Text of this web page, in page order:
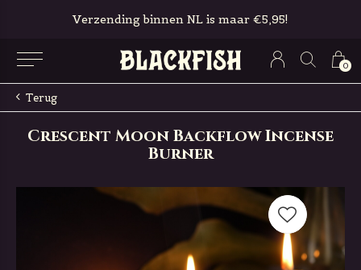
0
Verzending binnen NL is maar €5,95!
Terug
Crescent Moon Backflow Incense
Burner